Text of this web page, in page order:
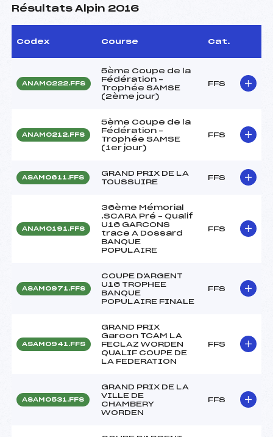
Résultats Alpin 2016
Codex Course Cat.
ANAM0222.FFS
5ème Coupe de la
Fédération –
Trophée SAMSE
(2ème jour)
FFS
ANAM0212.FFS
5ème Coupe de la
Fédération –
Trophée SAMSE
(1er jour)
FFS
ASAM0611.FFS
GRAND PRIX DE LA
TOUSSUIRE
FFS
ANAM0191.FFS
36ème Mémorial
.SCARA Pré – Qualif
U16 GARCONS
trace A Dossard
BANQUE
POPULAIRE
FFS
ASAM0971.FFS
COUPE D'ARGENT
U16 TROPHEE
BANQUE
POPULAIRE FINALE
FFS
ASAM0941.FFS
GRAND PRIX
Garcon TCAM LA
FECLAZ WORDEN
QUALIF COUPE DE
LA FEDERATION
FFS
ASAM0531.FFS
GRAND PRIX DE LA
VILLE DE
CHAMBERY
WORDEN
FFS